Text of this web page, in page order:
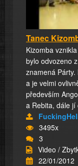
Tanec
Kizomba
bylo odvozeno
znamená
a je velmi
především
a Rebita, dále jí
3495x
3
Video /
22/01/2012